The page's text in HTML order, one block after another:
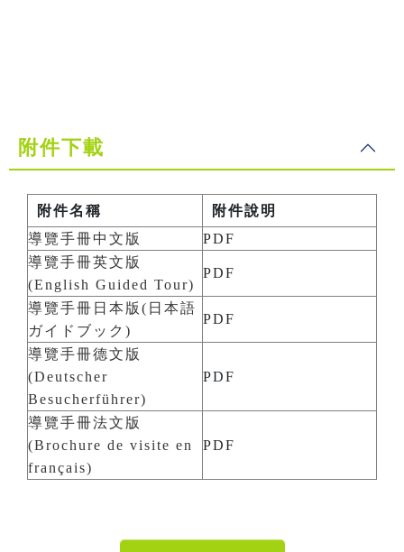
附件下載
附件名稱
附件說明
導覽手冊中文版
PDF
導覽手冊英文版
(English Guided Tour)
PDF
導覽手冊日本版(日本語
ガイドブック)
PDF
導覽手冊德文版
(Deutscher
Besucherführer)
PDF
導覽手冊法文版
(Brochure de visite en
français)
PDF